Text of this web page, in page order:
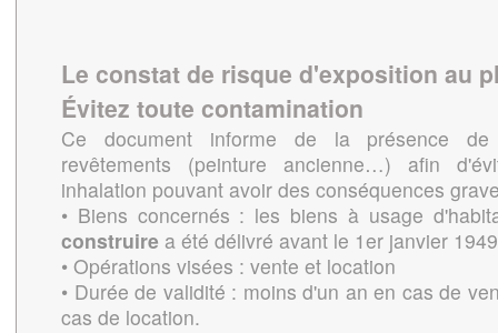
Le constat de risque d'exposition au
Évitez toute contamination
Ce document informe de la présence
revêtements (peinture ancienne…) afin
inhalation pouvant avoir des conséquences
• Biens concernés : les biens à usage
construire a été délivré avant le 1er janvier 1949
• Opérations visées : vente et location
• Durée de validité : moins d'un an en cas de
cas de location.